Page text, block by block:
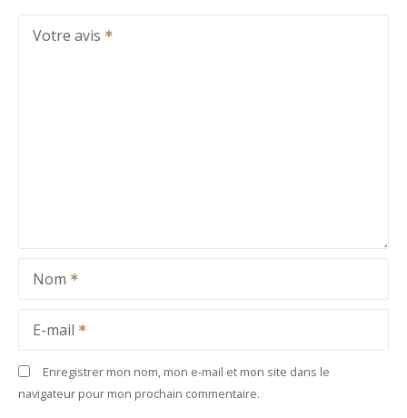
Votre avis
Nom
E-mail
Enregistrer mon nom, mon e-mail et mon site dans le
navigateur pour mon prochain commentaire.